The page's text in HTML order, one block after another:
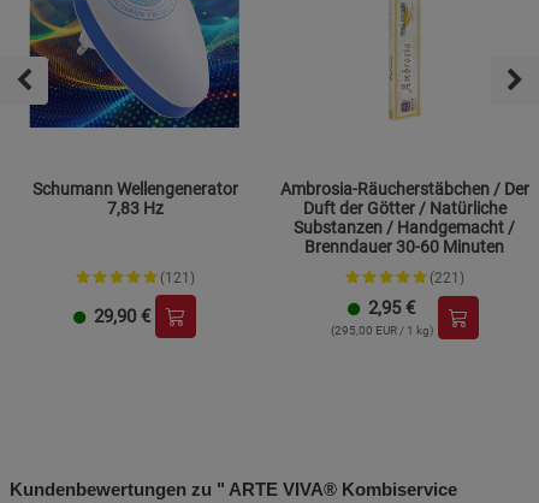
Schumann Wellengenerator
7,83 Hz
(121)
29,90 €
Ambrosia-Räucherstäbchen / Der
Duft der Götter / Natürliche
Substanzen / Handgemacht /
Brenndauer 30-60 Minuten
(221)
2,95 €
(295,00 EUR / 1 kg)
Kundenbewertungen zu " ARTE VIVA® Kombiservice